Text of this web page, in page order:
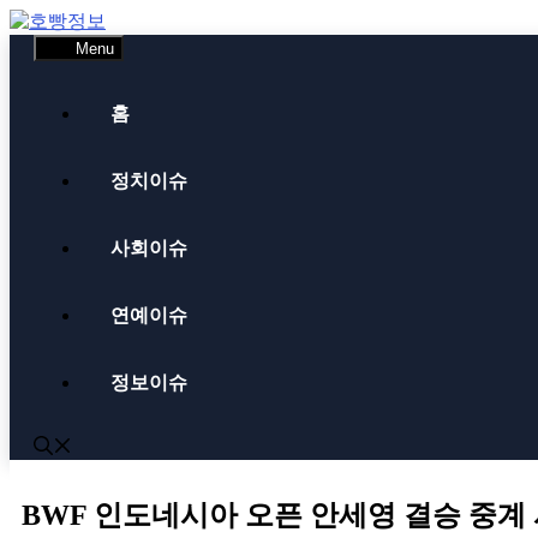
Skip
to
content
Menu
홈
정치이슈
사회이슈
연예이슈
정보이슈
BWF 인도네시아 오픈 안세영 결승 중계